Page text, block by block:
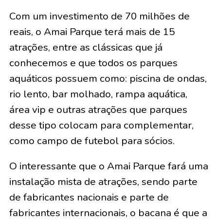
Com um investimento de 70 milhões de
reais, o Amai Parque terá mais de 15
atrações, entre as clássicas que já
conhecemos e que todos os parques
aquáticos possuem como: piscina de ondas,
rio lento, bar molhado, rampa aquática,
área vip e outras atrações que parques
desse tipo colocam para complementar,
como campo de futebol para sócios.
O interessante que o Amai Parque fará uma
instalação mista de atrações, sendo parte
de fabricantes nacionais e parte de
fabricantes internacionais, o bacana é que a